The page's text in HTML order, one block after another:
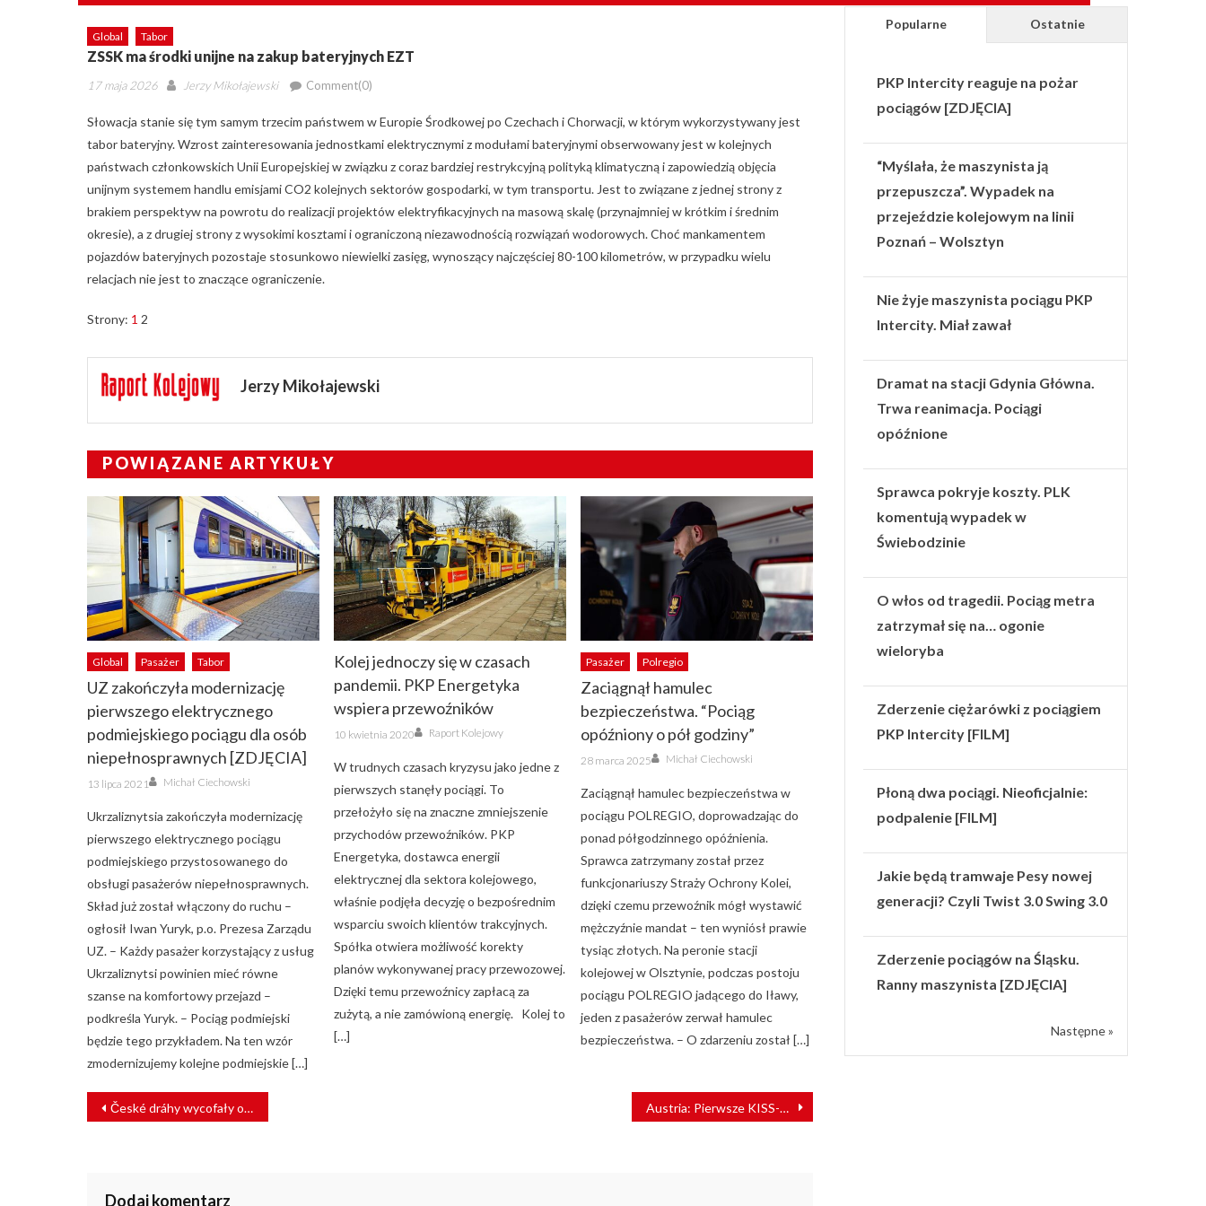
Global Tabor
ZSSK ma środki unijne na zakup bateryjnych EZT
Posted
17 maja 2026 Author
Jerzy Mikołajewski Comment(0)
Słowacja stanie się tym samym trzecim państwem w Europie Środkowej po Czechach i Chorwacji, w którym wykorzystywany jest
tabor bateryjny. Wzrost zainteresowania jednostkami elektrycznymi z modułami bateryjnymi obserwowany jest w kolejnych
państwach członkowskich Unii Europejskiej w związku z coraz bardziej restrykcyjną polityką klimatyczną i zapowiedzią objęcia
unijnym systemem handlu emisjami CO2 kolejnych sektorów gospodarki, w tym transportu. Jest to związane z jednej strony z
brakiem perspektyw na powrotu do realizacji projektów elektryfikacyjnych na masową skalę (przynajmniej w krótkim i średnim
okresie), a z drugiej strony z wysokimi kosztami i ograniczoną niezawodnością rozwiązań wodorowych. Choć mankamentem
pojazdów bateryjnych pozostaje stosunkowo niewielki zasięg, wynoszący najczęściej 80-100 kilometrów, w przypadku wielu
relacjach nie jest to znaczące ograniczenie.
Strony: 1 2
Jerzy Mikołajewski
POWIĄZANE ARTYKUŁY
Global Pasażer Tabor
UZ zakończyła modernizację
pierwszego elektrycznego
podmiejskiego pociągu dla osób
niepełnosprawnych [ZDJĘCIA]
Posted
on
13 lipca 2021 Author
Michał Ciechowski
Ukrzaliznytsia zakończyła modernizację
pierwszego elektrycznego pociągu
podmiejskiego przystosowanego do
obsługi pasażerów niepełnosprawnych.
Skład już został włączony do ruchu –
ogłosił Iwan Yuryk, p.o. Prezesa Zarządu
UZ. – Każdy pasażer korzystający z usług
Ukrzaliznytsi powinien mieć równe
szanse na komfortowy przejazd –
podkreśla Yuryk. – Pociąg podmiejski
będzie tego przykładem. Na ten wzór
zmodernizujemy kolejne podmiejskie […]
Kolej jednoczy się w czasach
pandemii. PKP Energetyka
wspiera przewoźników
Posted
on
10 kwietnia 2020 Author
Raport Kolejowy
W trudnych czasach kryzysu jako jedne z
pierwszych stanęły pociągi. To
przełożyło się na znaczne zmniejszenie
przychodów przewoźników. PKP
Energetyka, dostawca energii
elektrycznej dla sektora kolejowego,
właśnie podjęła decyzję o bezpośrednim
wsparciu swoich klientów trakcyjnych.
Spółka otwiera możliwość korekty
planów wykonywanej pracy przewozowej.
Dzięki temu przewoźnicy zapłacą za
zużytą, a nie zamówioną energię. Kolej to
[…]
Pasażer Polregio
Zaciągnął hamulec
bezpieczeństwa. “Pociąg
opóźniony o pół godziny”
Posted
on
28 marca 2025 Author
Michał Ciechowski
Zaciągnął hamulec bezpieczeństwa w
pociągu POLREGIO, doprowadzając do
ponad półgodzinnego opóźnienia.
Sprawca zatrzymany został przez
funkcjonariuszy Straży Ochrony Kolei,
dzięki czemu przewoźnik mógł wystawić
mężczyźnie mandat – ten wyniósł prawie
tysiąc złotych. Na peronie stacji
kolejowej w Olsztynie, podczas postoju
pociągu POLREGIO jadącego do Iławy,
jeden z pasażerów zerwał hamulec
bezpieczeństwa. – O zdarzeniu został […]
NAWIGACJA
WPISU
České dráhy wycofały ostatnie Taurusy Austria: Pierwsze KISS-y w barwach ÖBB już w ruchu
Dodaj komentarz
Popularne Ostatnie
PKP Intercity reaguje na pożar
pociągów [ZDJĘCIA]
“Myślała, że maszynista ją
przepuszcza”. Wypadek na
przejeździe kolejowym na linii
Poznań – Wolsztyn
Nie żyje maszynista pociągu PKP
Intercity. Miał zawał
Dramat na stacji Gdynia Główna.
Trwa reanimacja. Pociągi
opóźnione
Sprawca pokryje koszty. PLK
komentują wypadek w
Świebodzinie
O włos od tragedii. Pociąg metra
zatrzymał się na… ogonie
wieloryba
Zderzenie ciężarówki z pociągiem
PKP Intercity [FILM]
Płoną dwa pociągi. Nieoficjalnie:
podpalenie [FILM]
Jakie będą tramwaje Pesy nowej
generacji? Czyli Twist 3.0 Swing 3.0
Zderzenie pociągów na Śląsku.
Ranny maszynista [ZDJĘCIA]
Następne »